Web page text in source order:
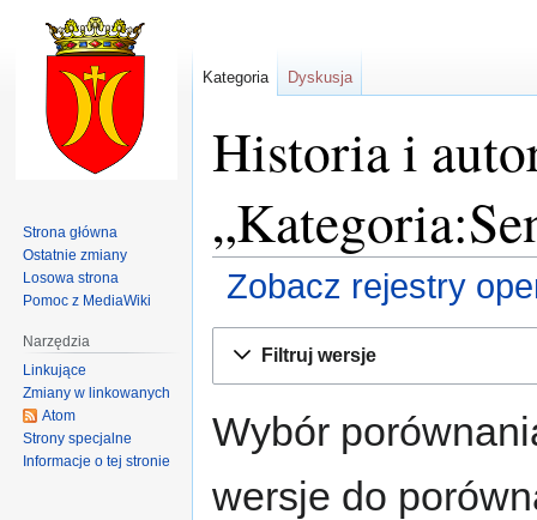
Historia i
Zobacz rejestry
Filtruj wersje
Wybór
wersje do
Kategoria Dyskusja
Strona główna
Ostatnie zmiany
Losowa strona
Pomoc z MediaWiki
Narzędzia
Linkujące
Zmiany w linkowanych
Atom
Strony specjalne
Informacje o tej stronie